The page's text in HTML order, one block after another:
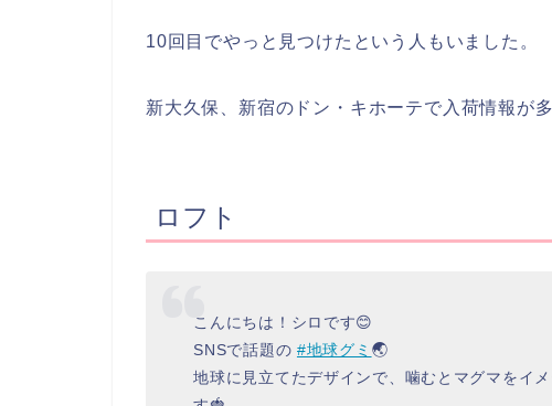
10回目でやっと見つけたという人もいました。
新大久保、新宿のドン・キホーテで入荷情報が
ロフト
こんにちは！シロです😊
SNSで話題の #地球グミ 🌏
地球に見立てたデザインで、噛むとマグマをイ